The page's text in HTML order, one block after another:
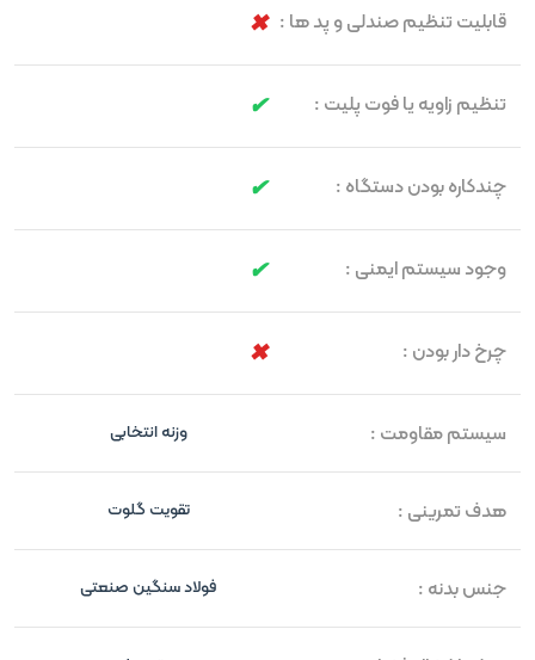
قابلیت تنظیم صندلی و پد ها :
تنظیم زاویه یا فوت پلیت :
چندکاره بودن دستگاه :
وجود سیستم ایمنی :
چرخ دار بودن :
سیستم مقاومت : وزنه انتخابی
هدف تمرینی : تقویت گلوت
جنس بدنه : فولاد سنگین صنعتی